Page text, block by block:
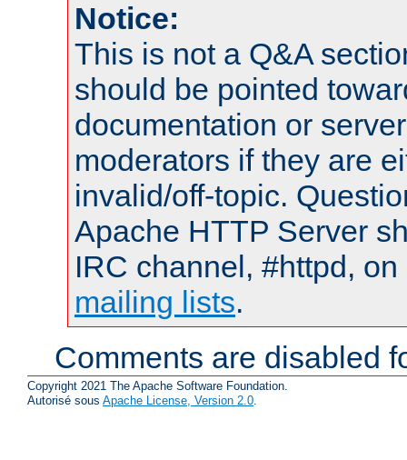
Notice:
This is not a Q&A
should be pointed
documentation or
moderators if they are
invalid/off-topic.
Apache HTTP Server
IRC channel, #httpd,
mailing lists.
Comments are disabled
Copyright 2021 The Apache Software Foundation.
Autorisé sous Apache License, Version 2.0